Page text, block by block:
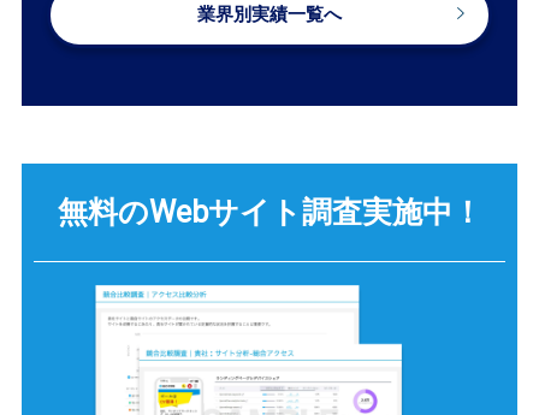
業界別実績一覧へ
無料のWebサイト調査実施中！